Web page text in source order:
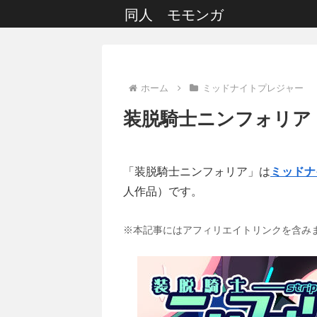
同人 モモンガ
ホーム ミッドナイトプレジャー
装脱騎士ニンフォリア
「装脱騎士ニンフォリア」は ミッド
人作品）です。
※本記事にはアフィリエイトリンクを含み